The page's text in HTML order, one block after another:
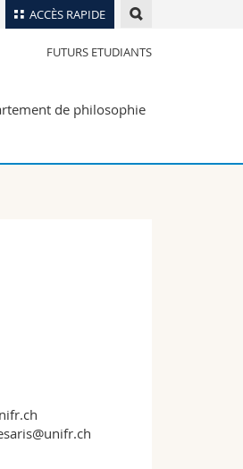
ACCÈS RAPIDE
des cours
FUTURS ETUDIANTS
de philosophie